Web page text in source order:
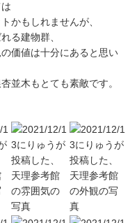
かもしれませんが、
る建物群、
価値は十分にあると思い
並木もとても素敵です。